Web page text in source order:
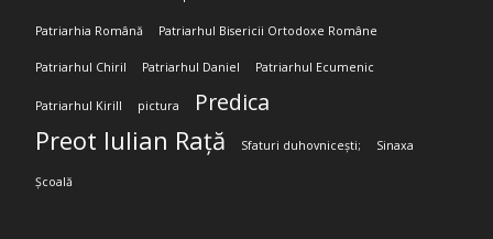
Patriarhia Română Patriarhul Bisericii Ortodoxe Române
Patriarhul Chiril Patriarhul Daniel Patriarhul Ecumenic
Patriarhul Kirill pictura Predica
Preot Iulian Rață Sfaturi duhovnicești; Sinaxa
Școală